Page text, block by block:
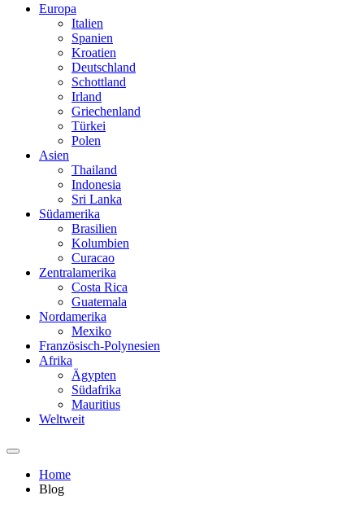
Europa
Italien
Spanien
Kroatien
Deutschland
Schottland
Irland
Griechenland
Türkei
Polen
Asien
Thailand
Indonesia
Sri Lanka
Südamerika
Brasilien
Kolumbien
Curacao
Zentralamerika
Costa Rica
Guatemala
Nordamerika
Mexiko
Französisch-Polynesien
Afrika
Ägypten
Südafrika
Mauritius
Weltweit
Home
Blog